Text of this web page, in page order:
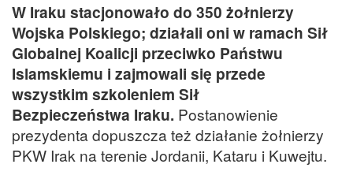
W Iraku stacjonowało do 350 żołnierzy
Wojska Polskiego; działali oni w ramach Sił
Globalnej Koalicji przeciwko Państwu
Islamskiemu i zajmowali się przede
wszystkim szkoleniem Sił
Bezpieczeństwa Iraku. Postanowienie
prezydenta dopuszcza też działanie żołnierzy
PKW Irak na terenie Jordanii, Kataru i Kuwejtu.